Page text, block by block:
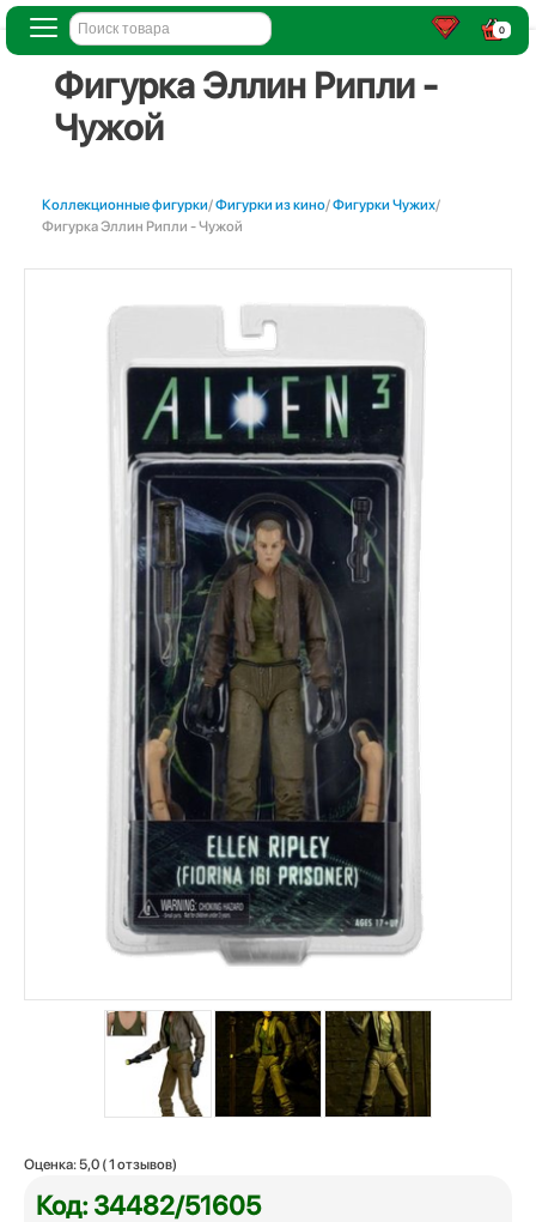
0
Фигурка Эллин Рипли -
Чужой
Коллекционные фигурки/Фигурки из кино/Фигурки Чужих/
Фигурка Эллин Рипли - Чужой
Оценка: 5,0 (1 отзывов)
Код: 34482/51605